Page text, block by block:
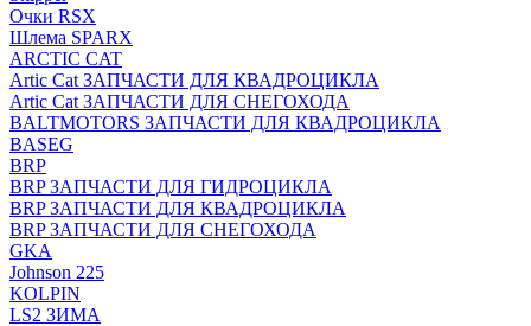
Очки RSX
Шлема SPARX
ARCTIC CAT
Artic Cat ЗАПЧАСТИ ДЛЯ КВАДРОЦИКЛА
Artic Cat ЗАПЧАСТИ ДЛЯ СНЕГОХОДА
BALTMOTORS ЗАПЧАСТИ ДЛЯ КВАДРОЦИКЛА
BASEG
BRP
BRP ЗАПЧАСТИ ДЛЯ ГИДРОЦИКЛА
BRP ЗАПЧАСТИ ДЛЯ КВАДРОЦИКЛА
BRP ЗАПЧАСТИ ДЛЯ СНЕГОХОДА
GKA
Johnson 225
KOLPIN
LS2 ЗИМА